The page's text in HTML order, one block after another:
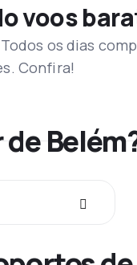
voos
os dias
Confira!
de